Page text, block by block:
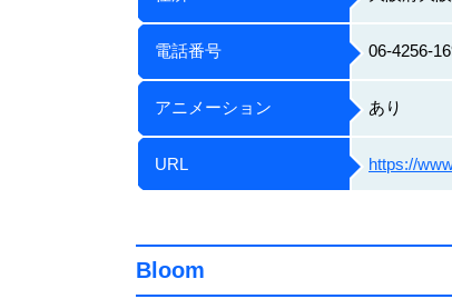
電話番号 06-4256-
アニメーション あり
URL https://
Bloom